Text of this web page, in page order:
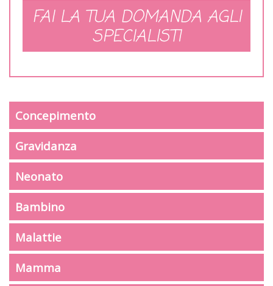
FAI LA TUA DOMANDA AGLI
SPECIALISTI
Concepimento
Gravidanza
Neonato
Bambino
Malattie
Mamma